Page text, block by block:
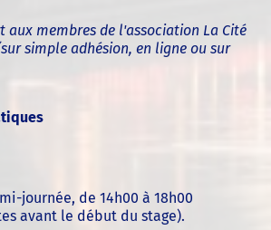
aux membres de l'association La Cité
simple adhésion, en ligne ou sur
journée, de 14h00 à 18h00
avant le début du stage).